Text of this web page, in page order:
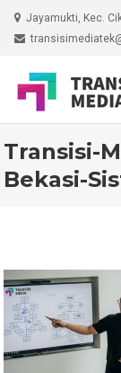
Skip
Jayamukti, Kec.
Transisi-
Bekasi-